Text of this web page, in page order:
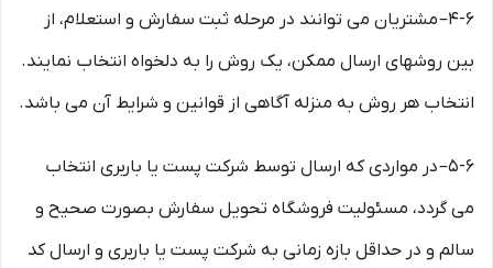
۴-۶– مشتریان می توانند در مرحله ثبت سفارش و استعلام، از
بین روشهای ارسال ممکن، یک روش را به دلخواه انتخاب نمایند.
انتخاب هر روش به منزله آگاهی از قوانین و شرایط آن می باشد.
۵-۶– در مواردی که ارسال توسط شرکت پست یا باربری انتخاب
می گردد، مسئولیت فروشگاه تحویل سفارش بصورت صحیح و
سالم و در حداقل بازه زمانی به شرکت پست یا باربری و ارسال کد